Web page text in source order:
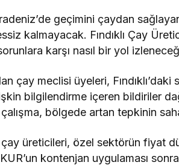
geçimini çaydan
kalmayacak. Fındıklı Çay
karşı nasıl bir yol
çay meclisi üyeleri,
bilgilendirme içeren bildiriler
bölgede artan tepkinin
üreticileri, özel sektörün fiyat
kontenjan uygulaması